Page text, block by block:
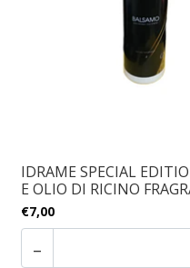
IDRAME SPECIAL
E OLIO DI RICINO
€7,00
-